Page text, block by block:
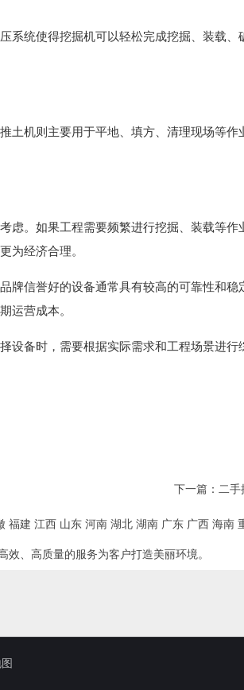
系统使得挖掘机可以轻松完成挖掘、装载
土机则主要用于平地、填方、清理现场等
虑。如果工程需要频繁进行挖掘、装载等
为经济合理。
牌信誉好的设备通常具有较高的可靠性和
运营成本。
备时，需要根据实际需求和工程场景进行
下一篇： 二手
福建 江西 山东 河南 湖北 湖南 广东 广西 海南
、高质量的服务为客户打造美丽环境。